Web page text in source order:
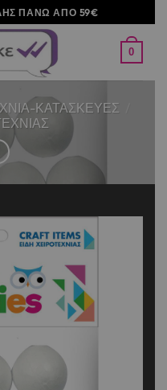
ΠΑΝΩ ΑΠΟ 59€
0
ΚΑΤΑΣΚΕΥΕΣ